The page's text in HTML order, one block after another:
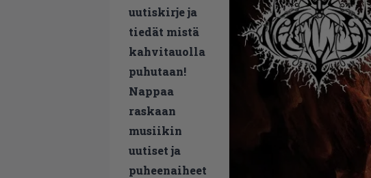
uutiskirje ja
tiedät mistä
kahvitauolla
puhutaan!
Nappaa
raskaan
musiikin
uutiset ja
puheenaiheet